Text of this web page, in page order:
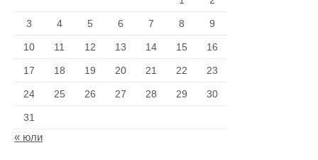
3 4 5 6 7 8 9
10 11 12 13 14 15 16
17 18 19 20 21 22 23
24 25 26 27 28 29 30
31
« юли